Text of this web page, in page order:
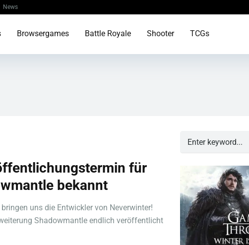
News
Browsergames Battle Royale Shooter TCGs
für
bekannt
uns die Entwickler von Neverwinter!
Shadowmantle endlich veröffentlicht